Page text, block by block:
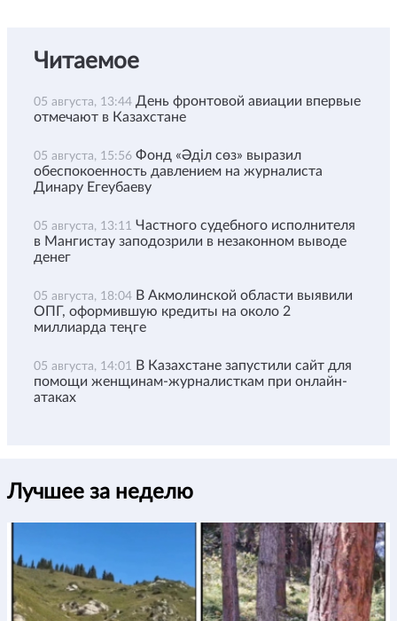
Читаемое
05 августа, 13:44 День фронтовой авиации впервые
отмечают в Казахстане
05 августа, 15:56 Фонд «Әділ сөз» выразил
обеспокоенность давлением на журналиста
Динару Егеубаеву
05 августа, 13:11 Частного судебного исполнителя
в Мангистау заподозрили в незаконном выводе
денег
05 августа, 18:04 В Акмолинской области выявили
ОПГ, оформившую кредиты на около 2
миллиарда теңге
05 августа, 14:01 В Казахстане запустили сайт для
помощи женщинам-журналисткам при онлайн-
атаках
Лучшее за неделю